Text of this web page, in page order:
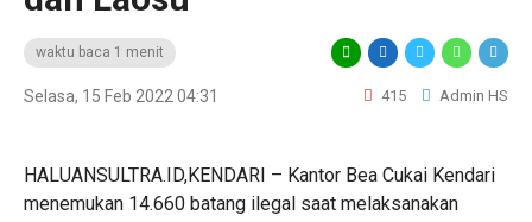
waktu baca 1 menit
Selasa, 15 Feb 2022 04:31 415 Admin HS
HALUANSULTRA.ID,KENDARI – Kantor Bea Cukai Kendari
menemukan 14.660 batang ilegal saat melaksanakan